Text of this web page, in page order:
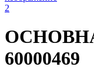
60000469